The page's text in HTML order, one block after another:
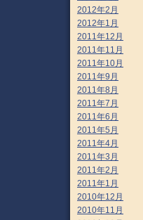
2012年2月
2012年1月
2011年12月
2011年11月
2011年10月
2011年9月
2011年8月
2011年7月
2011年6月
2011年5月
2011年4月
2011年3月
2011年2月
2011年1月
2010年12月
2010年11月